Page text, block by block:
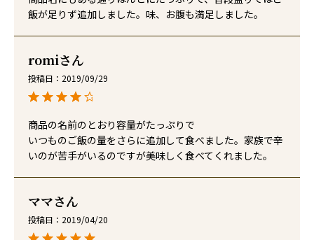
飯が足りず追加しました。味、お腹も満足しました。
romi
投稿日 2019/09/29
商品の名前のとおり容量がたっぷりで
いつものご飯の量をさらに追加して食べました。家族で辛
いのが苦手がいるのですが美味しく食べてくれました。
ママ
投稿日 2019/04/20